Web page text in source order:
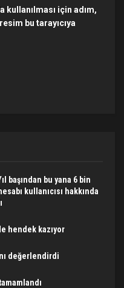
kullanılması için adım,
bu tarayıcıya
başından bu yana 6 bin
kullanıcısı hakkında
hendek kazıyor
değerlendirdi